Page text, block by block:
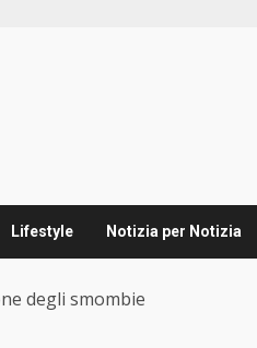
Lifestyle Notizia per Notizia
degli smombie